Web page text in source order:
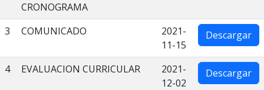
CRONOGRAMA
3 COMUNICADO
2021-
11-15
Descargar
4 EVALUACION CURRICULAR
2021-
12-02
Descargar